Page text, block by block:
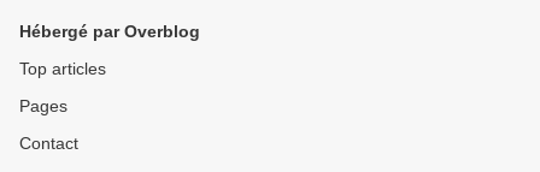
Hébergé par Overblog
Top articles
Pages
Contact